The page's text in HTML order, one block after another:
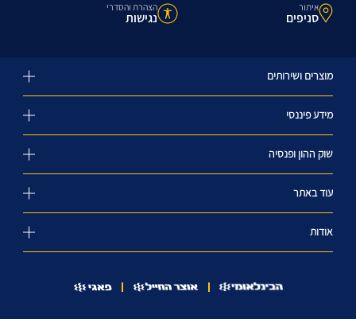
איתור
סניפים
הצהרת והסדרי
נגישות
מוצרים ושירותים
מידע פיננסי
שוק ההון ופנסיה
עוד באתר
אודות